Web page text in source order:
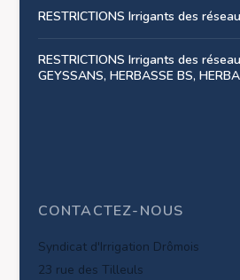
RESTRICTIONS Irrigants des
RESTRICTIONS Irrigants des
GEYSSANS, HERBASSE BS,
CONTACTEZ-NOUS
Syndicat d'Irrigation Drômois
23 rue des Tilleuls